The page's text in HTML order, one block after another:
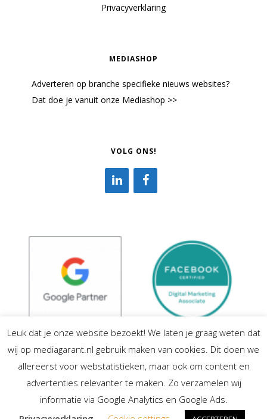
Privacyverklaring
MEDIASHOP
Adverteren op branche specifieke nieuws websites?
Dat doe je vanuit onze Mediashop >>
VOLG ONS!
Leuk dat je onze website bezoekt! We laten je graag weten dat
wij op mediagarant.nl gebruik maken van cookies. Dit doen we
allereerst voor webstatistieken, maar ook om content en
advertenties relevanter te maken. Zo verzamelen wij
informatie via Google Analytics en Google Ads.